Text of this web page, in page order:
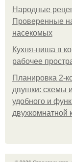
Народные
Проверенные
насекомых
Кухня-ниша в
рабочее
Планировка 2-
двушки: схемы
удобного и
двухкомнатной